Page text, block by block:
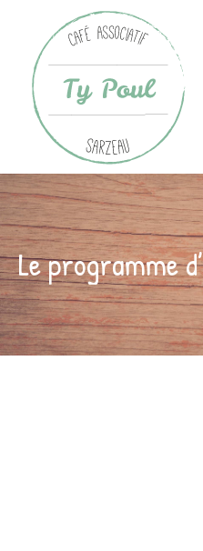
Le programme